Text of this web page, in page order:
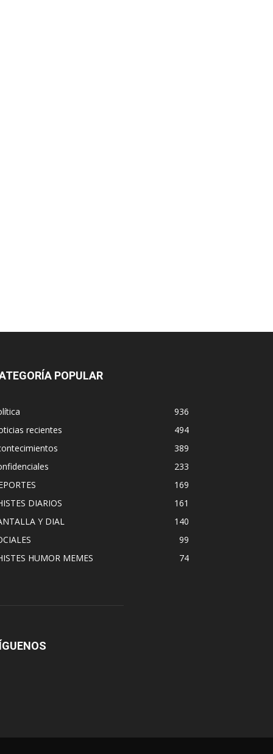
POPULAR
936
recientes
494
389
233
169
DIARIOS
161
Y DIAL
140
99
HUMOR MEMES
74